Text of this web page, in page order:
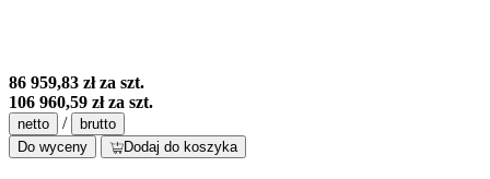
86 959,83 złza szt.
106 960,59 złza szt.
netto /
brutto
Do wyceny
Dodaj do koszyka